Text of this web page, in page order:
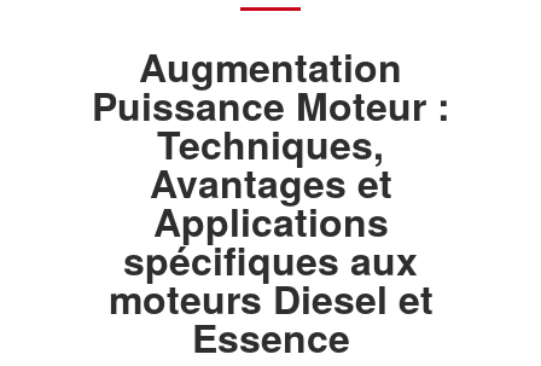
Augmentation
Puissance Moteur :
Techniques,
Avantages et
Applications
spécifiques aux
moteurs Diesel et
Essence